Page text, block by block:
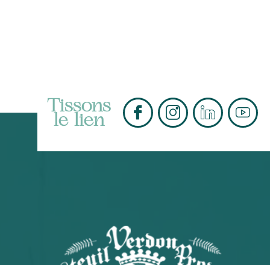
Tissons
le lien